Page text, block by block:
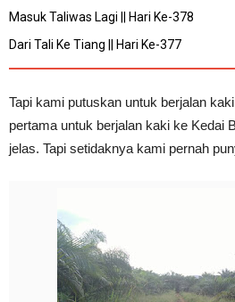
Masuk Taliwas Lagi || Hari Ke-378
Dari Tali Ke Tiang || Hari Ke-377
Tapi kami putuskan untuk berjalan
pertama untuk berjalan kaki ke Kedai
jelas. Tapi setidaknya kami pernah